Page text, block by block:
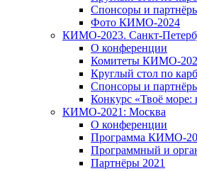
Спонсоры и
Фото КИМО-2024
КИМО-2023. Санкт-
О конференции
Комитеты КИМО-
Круглый стол по
Спонсоры и
Конкурс «Твоё море:
КИМО-2021: Москва
О конференции
Программа КИМО-
Программный и
Партнёры 2021